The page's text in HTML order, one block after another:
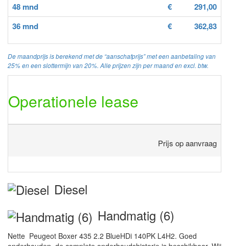
48 mnd
€
291,00
36 mnd
€ 362,83
De maandprijs is berekend met de “aanschafprijs” met een aanbetaling van
25% en een slottermijn van 20%. Alle prijzen zijn per maand en excl. btw.
Operationele lease
Prijs op aanvraag
Diesel
Handmatig (6)
Nette Peugeot Boxer 435 2.2 BlueHDi 140PK L4H2. Goed